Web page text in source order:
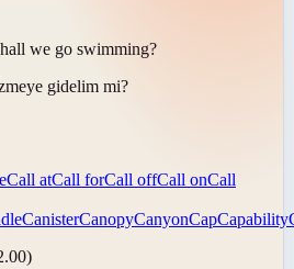
we go swimming?
gidelim mi?
Call atCall forCall offCall onCall
CanisterCanopyCanyonCapCapability